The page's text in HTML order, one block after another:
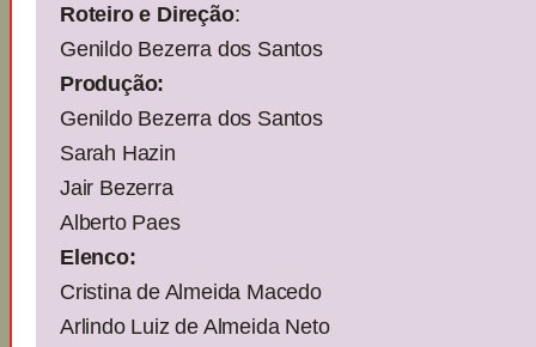
Roteiro e Direção:
Genildo Bezerra dos Santos
Produção:
Genildo Bezerra dos Santos
Sarah Hazin
Jair Bezerra
Alberto Paes
Elenco:
Cristina de Almeida Macedo
Arlindo Luiz de Almeida Neto